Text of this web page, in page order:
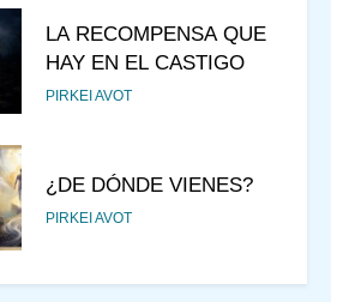
LA RECOMPENSA QUE
HAY EN EL CASTIGO
PIRKEI AVOT
¿DE DÓNDE VIENES?
PIRKEI AVOT